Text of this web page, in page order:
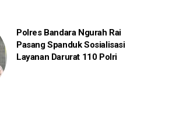
Polres Bandara Ngurah Rai
Pasang Spanduk Sosialisasi
Layanan Darurat 110 Polri